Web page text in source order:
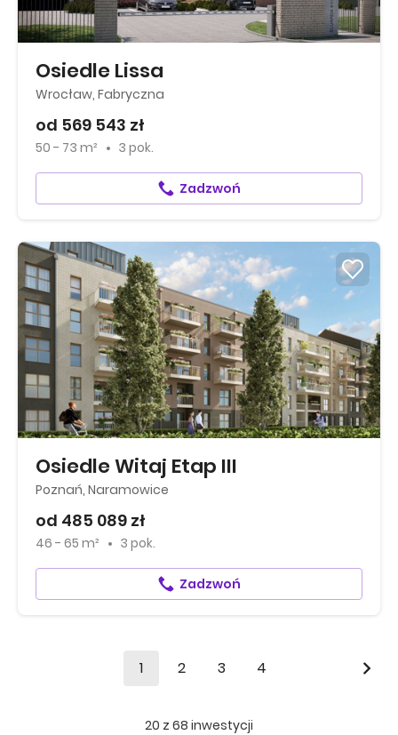
Osiedle Lissa
Wrocław, Fabryczna
od 569 543 zł
50 - 73 m² 3 pok.
Zadzwoń
Osiedle Witaj Etap III
Poznań, Naramowice
od 485 089 zł
46 - 65 m² 3 pok.
Zadzwoń
1 2 3 4
20 z 68 inwestycji